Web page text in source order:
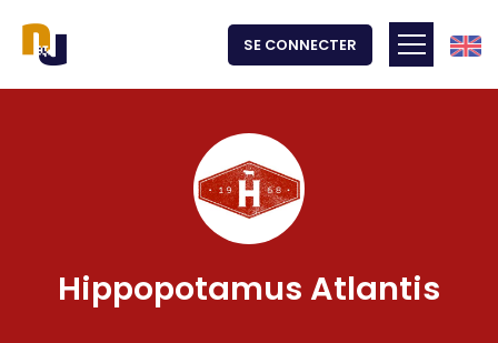
SE CONNECTER Toggle
Hippopotamus Atlantis